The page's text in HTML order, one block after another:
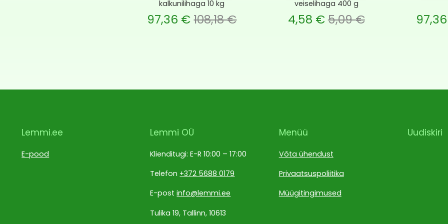
kalkunilihaga 10 kg
108,18€
Algne hind oli: 108,18 €.
97,36 €
veiselihaga 400 g
5,09€
Algne hind oli: 5,09 €.
4,58 €
Current price is: 4,58 €. Algne hind oli: 97,36
Current price is: 97,36 €.
Lemmi.ee
E-pood
Lemmi OÜ
Klienditugi: E-R 10:00 – 17:00
Telefon +372 5688 0179
E-postinfo@lemmi.ee
Tulika 19, Tallinn, 10613
Menüü
Võta ühendust
Privaatsuspoliitika
Müügitingimused
Uudiskiri